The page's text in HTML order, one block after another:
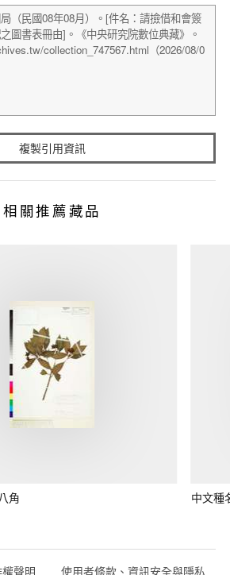
複製引用資訊
相關推薦藏品
角 中文種
聲明 使用者條款、資訊安全與隱私